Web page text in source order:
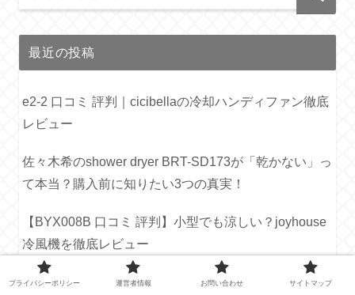
最近の投稿
e2-2 口コミ 評判｜cicibellaの冷却ハンディファン徹底
レビュー
佐々木希のshower dryer BRT-SD173が「乾かない」っ
て本当？購入前に知りたい3つの真実！
【BYX008B 口コミ 評判】小型でも涼しい？joyhouse
冷風機を徹底レビュー
【ASU-018MA3 口コミ 評判】静かで涼しい！アスウ
プライバシーポリシー 運営者情報 お問い合わせ サイトマップ